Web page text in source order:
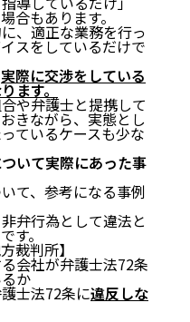
合もあります。
、適正な業務を行っ
スをしているだけで
実際に交渉をしている
ます。
や弁護士と提携して
きながら、実態とし
ているケースも少な
いて実際にあった事
て、参考になる事例
弁行為として違法と
す。
裁判所】
会社が弁護士法72条
か
士法72条に違反しな